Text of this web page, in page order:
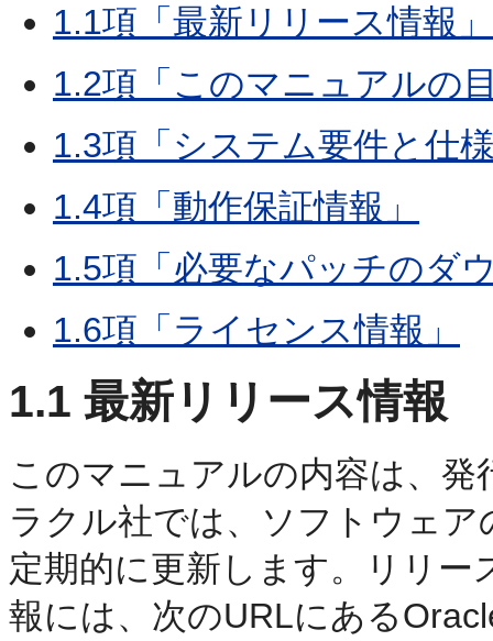
1.1項「最新リリース情報」
1.2項「このマニュアルの
1.3項「システム要件と仕
1.4項「動作保証情報」
1.5項「必要なパッチのダ
1.6項「ライセンス情報」
1.1 最新リリース情報
このマニュアルの内容は、
ラクル社では、ソフトウェ
定期的に更新します。リリー
報には、次のURLにある